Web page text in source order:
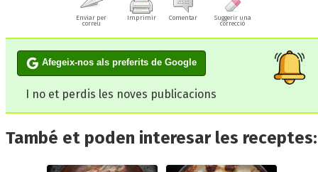
Enviar per
correu
Imprimir Comentar
Suggerir una
correcció
Afegeix-nos als preferits de Google
I no et perdis les noves publicacions
També et poden interesar les receptes: